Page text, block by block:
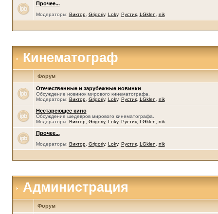
Прочее...
Модераторы: Виктор, Grigoriy, Loky, Рустик, LGklen nik
Кинематограф
Форум
Отечественные и зарубежные новинки
Обсуждение новинок мирового кинематографа.
Модераторы: Виктор, Grigoriy, Loky, Рустик, LGklen nik
Нестареющее кино
Обсуждение шедевров мирового кинематографа.
Модераторы: Виктор, Grigoriy, Loky, Рустик, LGklen nik
Прочее...
Модераторы: Виктор, Grigoriy, Loky, Рустик, LGklen nik
Администрация
Форум